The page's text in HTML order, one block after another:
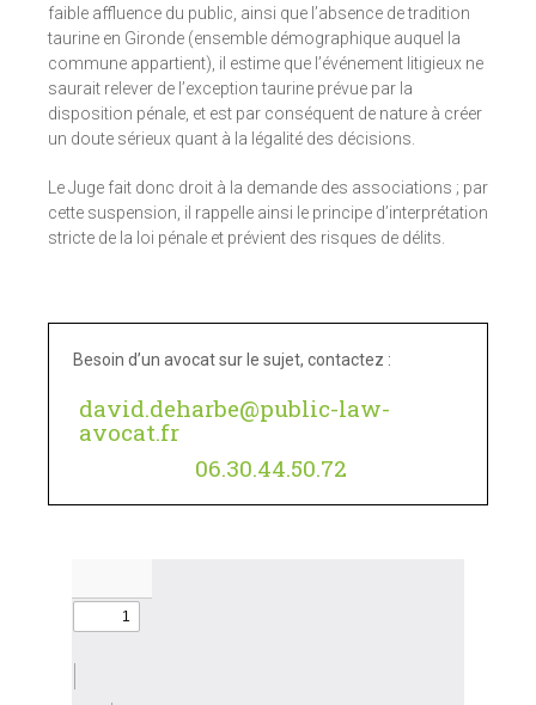
faible affluence du public, ainsi que l’absence de tradition
taurine en Gironde (ensemble démographique auquel la
commune appartient), il estime que l’événement litigieux ne
saurait relever de l’exception taurine prévue par la
disposition pénale, et est par conséquent de nature à créer
un doute sérieux quant à la légalité des décisions.
Le Juge fait donc droit à la demande des associations ; par
cette suspension, il rappelle ainsi le principe d’interprétation
stricte de la loi pénale et prévient des risques de délits.
Besoin d’un avocat sur le sujet, contactez :
david.deharbe@public-law-
avocat.fr
06.30.44.50.72